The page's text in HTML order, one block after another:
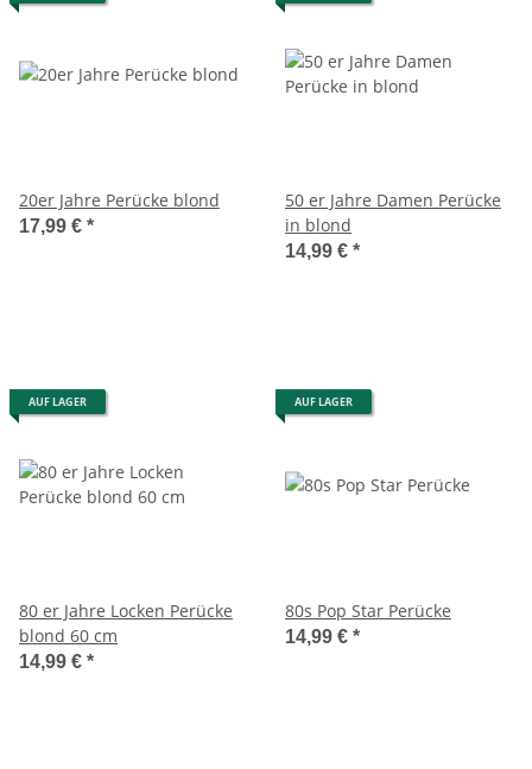
20er Jahre Perücke blond
17,99 € *
50 er Jahre Damen Perücke
in blond
14,99 € *
AUF LAGER
80 er Jahre Locken Perücke
blond 60 cm
14,99 € *
AUF LAGER
80s Pop Star Perücke
14,99 € *